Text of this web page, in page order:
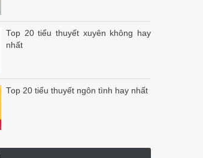
Top 20 tiểu thuyết xuyên không hay
nhất
Top 20 tiểu thuyết ngôn tình hay nhất